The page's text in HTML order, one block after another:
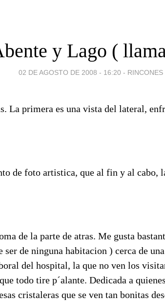
y Lago (
02 DE AGOSTO DE 2008 - 16:20 - RINCONES
La primera es una vista del lateral,
de foto artistica, que al fin y al cabo,
de la parte de atras. Me gusta
ser de ninguna habitacion ) cerca de
del hospital, la que no ven los
todo tire p´alante. Dedicada a
cristaleras que se ven tan bonitas